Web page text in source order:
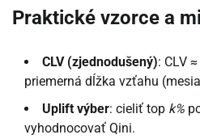
Praktické vzorce a
CLV (zjednodušený): CLV
priemerná dĺžka vzťahu
Uplift výber: cieliť top k%
vyhodnocovať Qini.